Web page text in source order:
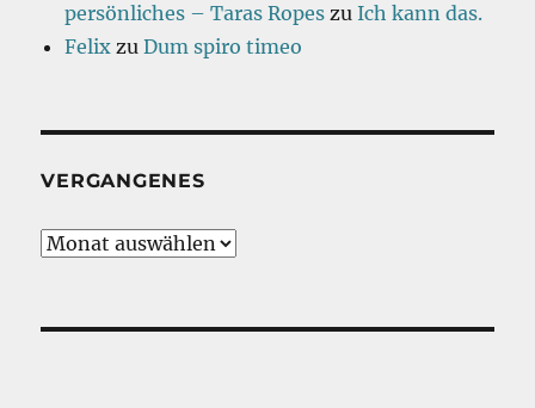
persönliches – Taras Ropes zuIch kann das.
Felix zuDum spiro timeo
VERGANGENES
Vergangenes